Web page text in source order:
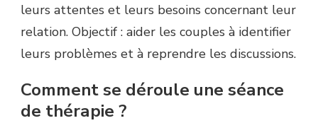
leurs attentes et leurs besoins concernant leur
relation. Objectif : aider les couples à identifier
leurs problèmes et à reprendre les discussions.
Comment se déroule une séance
de thérapie ?